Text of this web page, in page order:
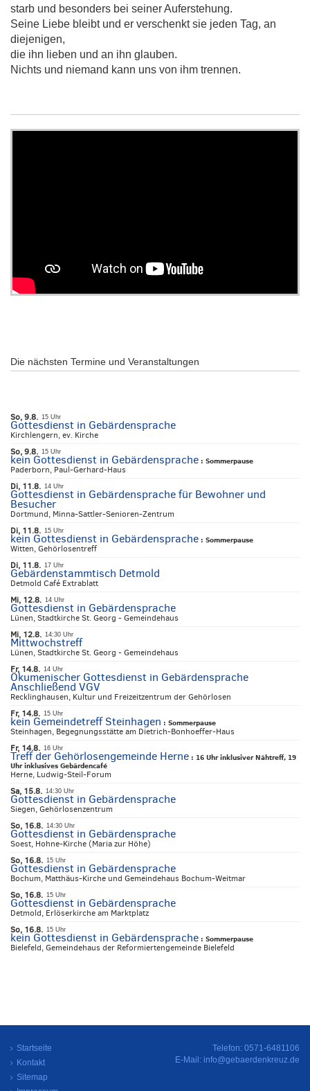
starb und besonders bei seiner Auferstehung.
Seine Liebe bleibt und er verschenkt sie jeden Tag, an
diejenigen,
die ihn lieben und an ihn glauben.
Nichts und niemand kann uns von ihm trennen.
Die nächsten Termine und Veranstaltungen
So, 9.8. 15 Uhr
Gottesdienst in Gebärdensprache
Kirchlengern, ev. Kirche
So, 9.8. 15 Uhr
kein Gottesdienst in Gebärdensprache : Sommerpause
Paderborn, Paul-Gerhard-Haus
Di, 11.8. 14 Uhr
Gottesdienst in Gebärdensprache für Bewohner und
Besucher
Dortmund, Minna-Sattler-Senioren-Zentrum
Di, 11.8. 15 Uhr
kein Gottesdienst in Gebärdensprache : Sommerpause
Witten, Gehörlosentreff
Di, 11.8. 17 Uhr
Gebärdenstammtisch Detmold
Detmold Café Extrablatt
Mi, 12.8. 14 Uhr
Gottesdienst in Gebärdensprache
Lünen, Stadtkirche St. Georg - Gemeindehaus
Mi, 12.8. 14:30 Uhr
Mittwochstreff
Lünen, Stadtkirche St. Georg - Gemeindehaus
Fr, 14.8. 14 Uhr
Ökumenischer Gottesdienst in Gebärdensprache
Anschließend VGV
Recklinghausen, Kultur und Freizeitzentrum der Gehörlosen
Fr, 14.8. 15 Uhr
kein Gemeindetreff Steinhagen : Sommerpause
Steinhagen, Begegnungsstätte am Dietrich-Bonhoeffer-Haus
Fr, 14.8. 16 Uhr
Treff der Gehörlosengemeinde Herne : 16 Uhr inklusiver Nähtreff, 19
Uhr inklusives Gebärdencafé
Herne, Ludwig-Steil-Forum
Sa, 15.8. 14:30 Uhr
Gottesdienst in Gebärdensprache
Siegen, Gehörlosenzentrum
So, 16.8. 14:30 Uhr
Gottesdienst in Gebärdensprache
Soest, Hohne-Kirche (Maria zur Höhe)
So, 16.8. 15 Uhr
Gottesdienst in Gebärdensprache
Bochum, Matthäus-Kirche und Gemeindehaus Bochum-Weitmar
So, 16.8. 15 Uhr
Gottesdienst in Gebärdensprache
Detmold, Erlöserkirche am Marktplatz
So, 16.8. 15 Uhr
kein Gottesdienst in Gebärdensprache : Sommerpause
Bielefeld, Gemeindehaus der Reformiertengemeinde Bielefeld
Startseite
Kontakt
Sitemap
Telefon: 0571-6481106
E-Mail: info@gebaerdenkreuz.de